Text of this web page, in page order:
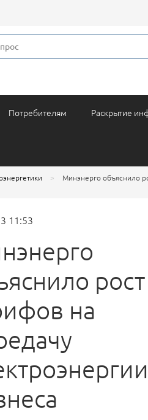
Потребителям Раскрытие
Минэнерго объяснило
11:53
рост
на